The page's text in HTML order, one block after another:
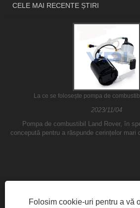
CELE MAI RECENTE ȘTIRI
La ce se folosește pompa de
2023/11/04
Pompa de combustibil Land Rover, în
concepută pentru a răspunde cerințelor mari
Folosim cookie-uri pentru a vă